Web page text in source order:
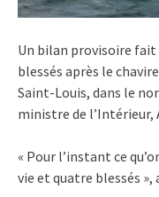
Un bilan provisoire
blessés après le
Saint-Louis, dans le
ministre de l’Intérieur,
« Pour l’instant ce
vie et quatre blessés »,